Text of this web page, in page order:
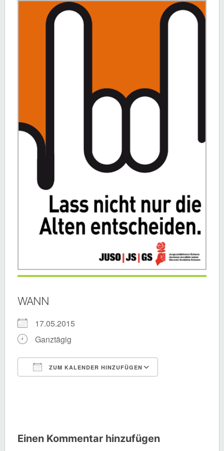
WANN
17.05.2015
Ganztägig
ZUM KALENDER HINZUFÜGEN
Einen Kommentar hinzufügen